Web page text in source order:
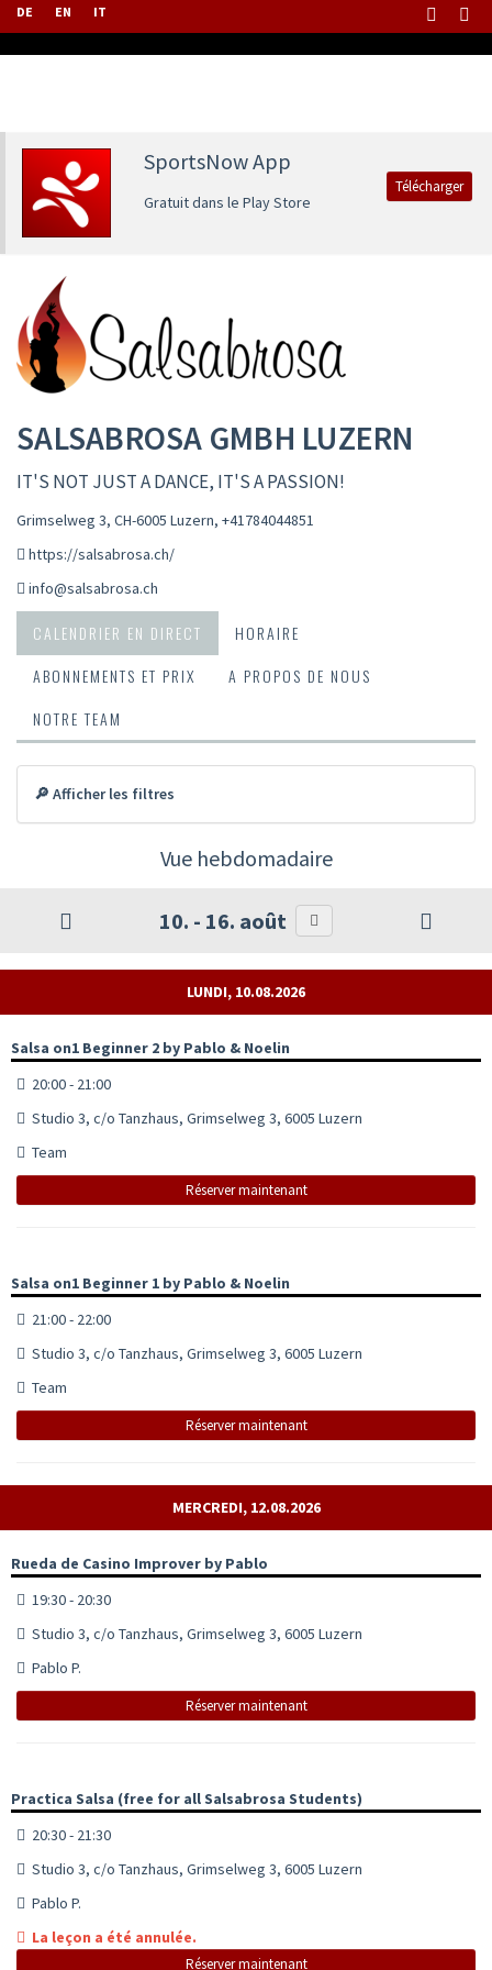
DE EN IT
SportsNow App
Gratuit dans le Play Store
Télécharger
SALSABROSA GMBH LUZERN
IT'S NOT JUST A DANCE, IT'S A PASSION!
Grimselweg 3, CH-6005 Luzern, +41784044851
https://salsabrosa.ch/
info@salsabrosa.ch
CALENDRIER EN DIRECT
HORAIRE
ABONNEMENTS ET PRIX
A PROPOS DE NOUS
NOTRE TEAM
🔎 Afficher les filtres
Vue hebdomadaire
10. - 16. août
LUNDI, 10.08.2026
Salsa on1 Beginner 2 by Pablo & Noelin
20:00 - 21:00
Studio 3, c/o Tanzhaus, Grimselweg 3, 6005 Luzern
Team
Réserver maintenant
Salsa on1 Beginner 1 by Pablo & Noelin
21:00 - 22:00
Studio 3, c/o Tanzhaus, Grimselweg 3, 6005 Luzern
Team
Réserver maintenant
MERCREDI, 12.08.2026
Rueda de Casino Improver by Pablo
19:30 - 20:30
Studio 3, c/o Tanzhaus, Grimselweg 3, 6005 Luzern
Pablo P.
Réserver maintenant
Practica Salsa (free for all Salsabrosa Students)
20:30 - 21:30
Studio 3, c/o Tanzhaus, Grimselweg 3, 6005 Luzern
Pablo P.
La leçon a été annulée.
Réserver maintenant